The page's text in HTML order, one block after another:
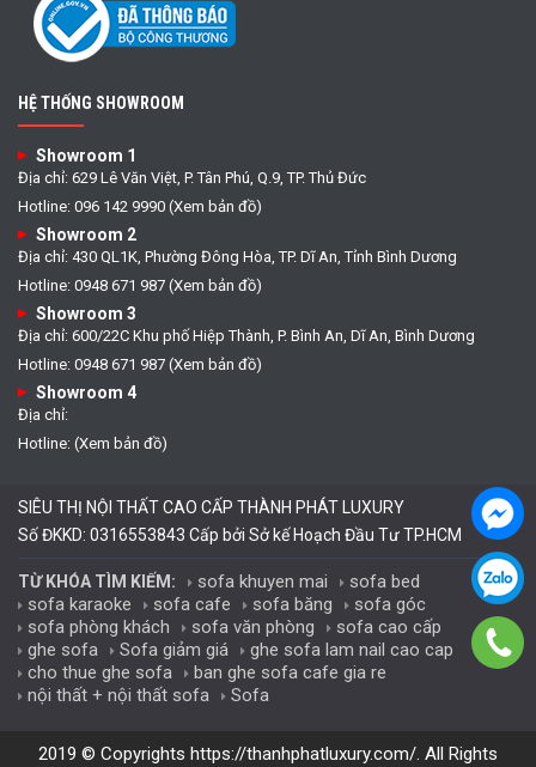
HỆ THỐNG SHOWROOM
Showroom 1
Địa chỉ: 629 Lê Văn Việt, P. Tân Phú, Q.9, TP. Thủ Đức
Hotline: 096 142 9990 (Xem bản đồ)
Showroom 2
Địa chỉ: 430 QL1K, Phường Đông Hòa, TP. Dĩ An, Tỉnh Bình Dương
Hotline: 0948 671 987 (Xem bản đồ)
Showroom 3
Địa chỉ: 600/22C Khu phố Hiệp Thành, P. Bình An, Dĩ An, Bình Dương
Hotline: 0948 671 987 (Xem bản đồ)
Showroom 4
Địa chỉ:
Hotline: (Xem bản đồ)
SIÊU THỊ NỘI THẤT CAO CẤP THÀNH PHÁT LUXURY
Số ĐKKD: 0316553843 Cấp bởi Sở kế Hoạch Đầu Tư TP.HCM
TỪ KHÓA TÌM KIẾM: sofa khuyen mai
sofa bed
sofa karaoke
sofa cafe sofa băng
sofa góc
sofa phòng khách
sofa văn phòng
sofa cao cấp
ghe sofa
Sofa giảm giá
ghe sofa lam nail cao cap
cho thue ghe sofa
ban ghe sofa cafe gia re
nội thất + nội thất sofa
Sofa
2019 © Copyrights https://thanhphatluxury.com/. All Rights